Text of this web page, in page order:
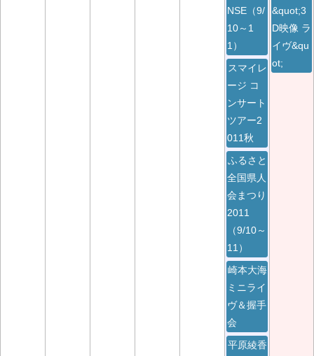
&quot;3
D映像 ラ
イヴ&qu
ot;
NSE（9/
10～1
1）
平原綾香
ふるさと
全国県人
会まつり
2011
（9/10～
11）
崎本大海
ミニライ
ヴ＆握手
会
スマイレ
ージ コ
ンサート
ツアー2
011秋